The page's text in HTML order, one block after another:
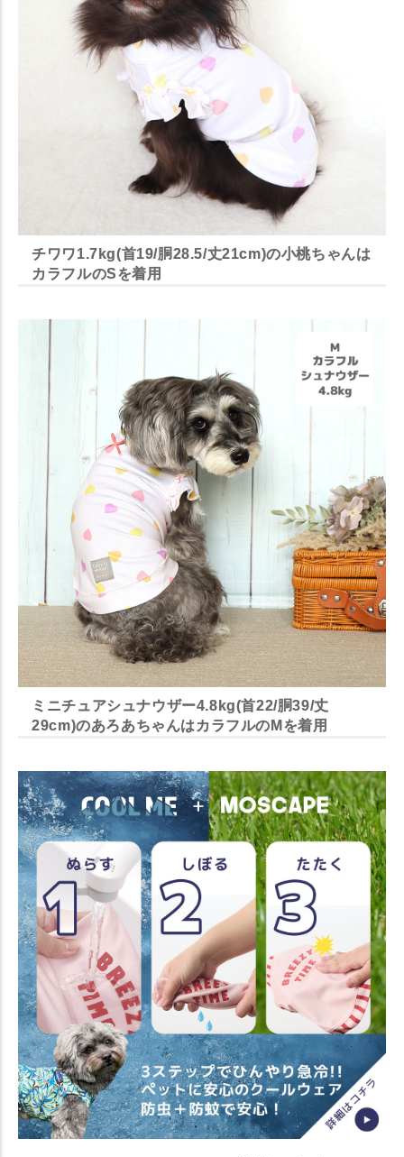
チワワ1.7kg(首19/胴28.5/丈21cm)の小桃ちゃんは
カラフルのSを着用
ミニチュアシュナウザー4.8kg(首22/胴39/丈
29cm)のあろあちゃんはカラフルのMを着用